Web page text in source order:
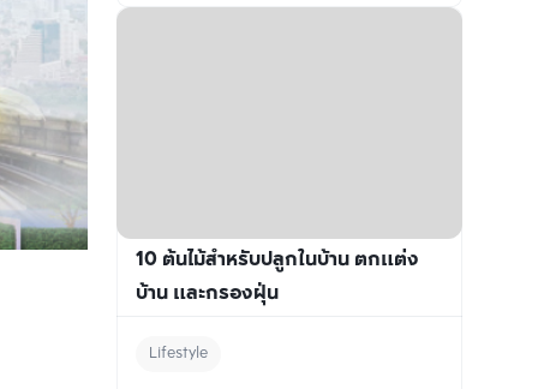
10 ต้นไม้สำหรับปลูกในบ้าน ตกแต่ง
บ้าน และกรองฝุ่น
Lifestyle